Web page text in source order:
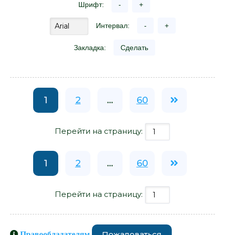
Шрифт: - +
Интервал: - +
Закладка: Сделать
1 2 ... 60
Перейти на страницу:
1 2 ... 60
Перейти на страницу: